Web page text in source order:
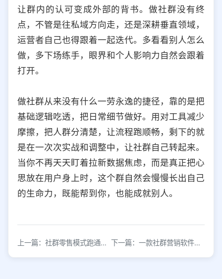
让群内的认可变成外部的背书。做社群没有终
点，不管是往私域方向走，还是深耕垂直领域，
运营者自己也得跟着一起迭代。多看看别人怎么
做，多下场练手，眼界和个人影响力自然会跟着
打开。
做社群从来没有什么一劳永逸的捷径，靠的是把
基础逻辑吃透，把日常细节做好。用对工具减少
摩擦，把人群分清楚，让流程跑顺畅，剩下的就
是在一次次实战和调整中，让社群自己转起来。
当你不再天天盯着拉新数据焦虑，而是真正把心
思放在用户身上时，这个群自然会慢慢长出自己
的生命力，既能帮到你，也能成就别人。
上一篇：社群零售模式跑通的概率有多大？ 下一篇：一款社群营销软件，提升转化率